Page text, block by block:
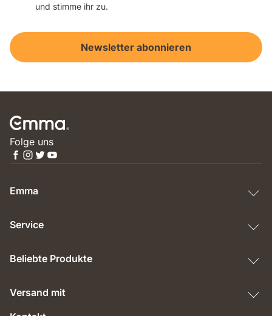
und stimme ihr zu.
Newsletter abonnieren
Folge uns
Emma
Service
Beliebte Produkte
Versand mit